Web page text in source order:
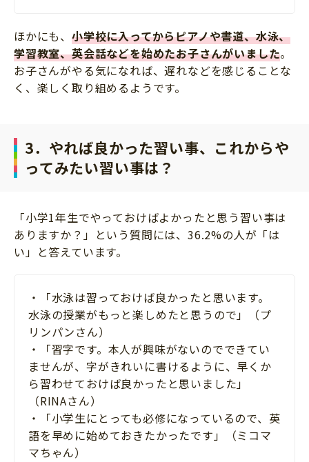
ほかにも、 小学校に入ってからピアノや書道、水泳、
学習教室、英会話などを始めたお子さんがいました。
お子さんがやる気になれば、遅れなどを感じることな
く、楽しく取り組めるようです。
3．やれば良かった習い事、これからや
ってみたい習い事は？
「小学1年生でやっておけばよかったと思う習い事は
ありますか？」という質問には、36.2%の人が「は
い」と答えています。
・「水泳は習っておけば良かったと思います。
水泳の授業がもっと楽しめたと思うので」（プ
リンパンさん）
・「習字です。本人が興味がないのでできてい
ませんが、字がきれいに書けるように、早くか
ら習わせておけば良かったと思いました」
（RINAさん）
・「小学生にとっても必修になっているので、英
語を早めに始めておきたかったです」（ミコマ
マちゃん）